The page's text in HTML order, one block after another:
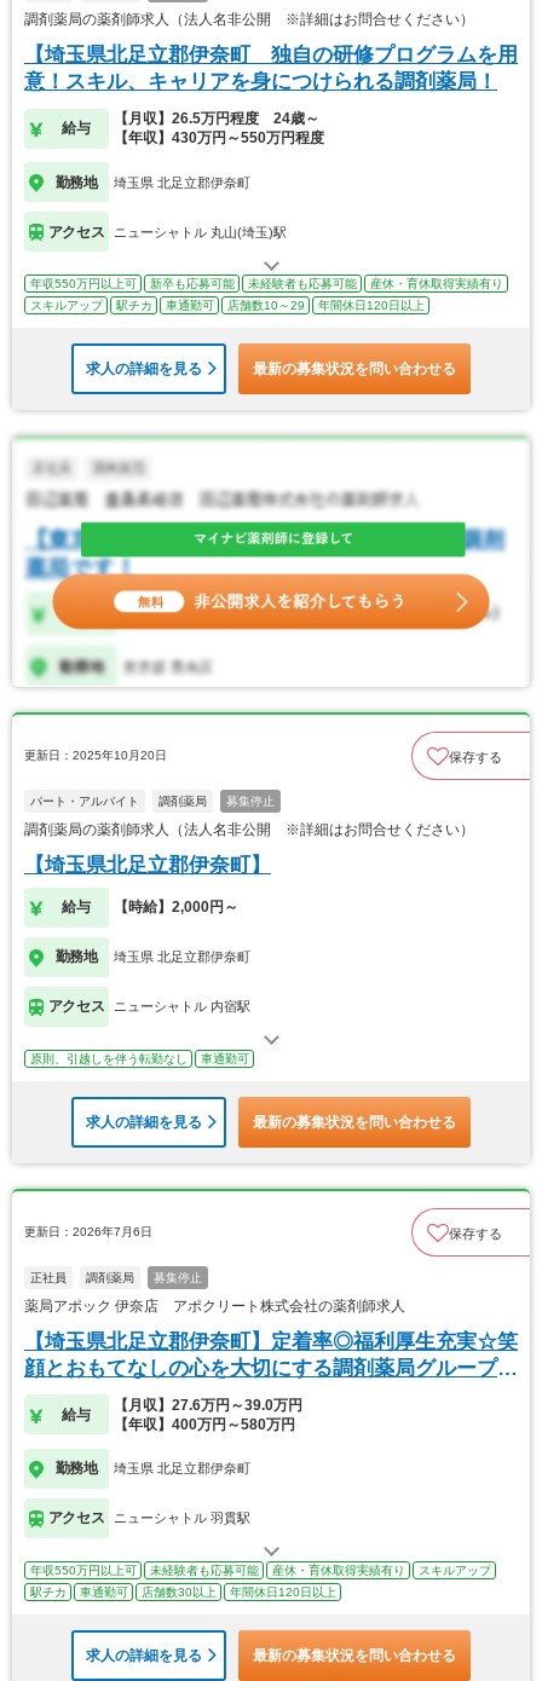
調剤薬局の薬剤師求人（法人名非公開 ※詳細はお問合せください）
【埼玉県北足立郡伊奈町 独自の研修プログラムを用
意！スキル、キャリアを身につけられる調剤薬局！
給与
【月収】26.5万円程度 24歳～
【年収】430万円～550万円程度
勤務地 埼玉県 北足立郡伊奈町
アクセス ニューシャトル 丸山(埼玉)駅
年収550万円以上可 新卒も応募可能 未経験者も応募可能
産休・育休取得実績有り
スキルアップ
駅チカ 車通勤可 店舗数10～29 年間休日120日以上
求人の詳細を見る 最新の募集状況を問い合わせる
更新日：2025年10月20日 保存する
パート・アルバイト 調剤薬局 募集停止
調剤薬局の薬剤師求人（法人名非公開 ※詳細はお問合せください）
【埼玉県北足立郡伊奈町】
給与 【時給】2,000円～
勤務地 埼玉県 北足立郡伊奈町
アクセス ニューシャトル 内宿駅
原則、引越しを伴う転勤なし 車通勤可
求人の詳細を見る 最新の募集状況を問い合わせる
更新日：2026年7月6日 保存する
正社員 調剤薬局 募集停止
薬局アポック 伊奈店 アポクリート株式会社の薬剤師求人
【埼玉県北足立郡伊奈町】定着率◎福利厚生充実☆笑
顔とおもてなしの心を大切にする調剤薬局グループで
す！
給与
【月収】27.6万円～39.0万円
【年収】400万円～580万円
勤務地 埼玉県 北足立郡伊奈町
アクセス ニューシャトル 羽貫駅
年収550万円以上可 未経験者も応募可能 産休・育休取得実績有り
スキルアップ
駅チカ
車通勤可 店舗数30以上 年間休日120日以上
求人の詳細を見る 最新の募集状況を問い合わせる